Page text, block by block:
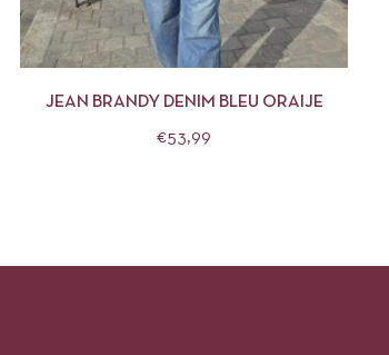
APERÇU CHOIX DES OPTIONS
JEAN BRANDY DENIM BLEU ORAIJE
€53,99